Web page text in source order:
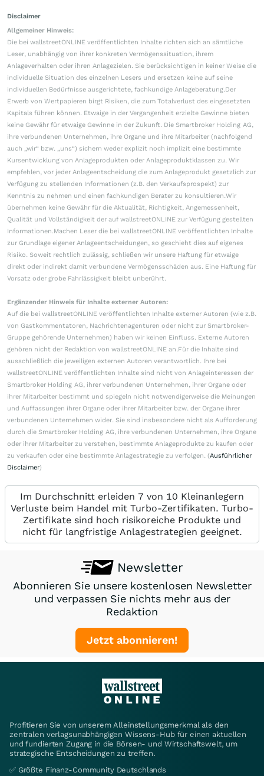
Disclaimer
Allgemeiner Hinweis:
Die bei wallstreetONLINE veröffentlichten Inhalte richten sich an sämtliche
Leser, unabhängig von ihrer konkreten Vermögenssituation, ihrem
Anlageverhalten oder ihren Anlagezielen. Sie berücksichtigen in keiner Weise die
individuelle Situation des einzelnen Lesers und ersetzen keine auf seine
individuellen Bedürfnisse ausgerichtete, fachkundige Anlageberatung.Der
Erwerb von Wertpapieren birgt Risiken, die zum Totalverlust des eingesetzten
Kapitals führen können. Etwaige in der Vergangenheit erzielte Gewinne bieten
keine Gewähr für etwaige Gewinne in der Zukunft. Die Smartbroker Holding AG,
ihre verbundenen Unternehmen, ihre Organe und ihre Mitarbeiter (nachfolgend
auch „wir“ bzw. „uns“) sichern weder explizit noch implizit eine bestimmte
Kursentwicklung von Anlageprodukten oder Anlageproduktklassen zu. Wir
empfehlen, vor jeder Anlageentscheidung die zum Anlageprodukt gesetzlich zur
Verfügung zu stellenden Informationen (z.B. den Verkaufsprospekt) zur
Kenntnis zu nehmen und einen fachkundigen Berater zu konsultieren.Wir
übernehmen keine Gewähr für die Aktualität, Richtigkeit, Angemessenheit,
Qualität und Vollständigkeit der auf wallstreetONLINE zur Verfügung gestellten
Informationen.Machen Leser die bei wallstreetONLINE veröffentlichten Inhalte
zur Grundlage eigener Anlageentscheidungen, so geschieht dies auf eigenes
Risiko. Soweit rechtlich zulässig, schließen wir unsere Haftung für etwaige
direkt oder indirekt damit verbundene Vermögensschäden aus. Eine Haftung für
Vorsatz oder grobe Fahrlässigkeit bleibt unberührt.
Ergänzender Hinweis für Inhalte externer Autoren:
Auf die bei wallstreetONLINE veröffentlichten Inhalte externer Autoren (wie z.B.
von Gastkommentatoren, Nachrichtenagenturen oder nicht zur Smartbroker-
Gruppe gehörende Unternehmen) haben wir keinen Einfluss. Externe Autoren
gehören nicht der Redaktion von wallstreetONLINE an.Für die Inhalte sind
ausschließlich die jeweiligen externen Autoren verantwortlich. Ihre bei
wallstreetONLINE veröffentlichten Inhalte sind nicht von Anlageinteressen der
Smartbroker Holding AG, ihrer verbundenen Unternehmen, ihrer Organe oder
ihrer Mitarbeiter bestimmt und spiegeln nicht notwendigerweise die Meinungen
und Auffassungen ihrer Organe oder ihrer Mitarbeiter bzw. der Organe ihrer
verbundenen Unternehmen wider. Sie sind insbesondere nicht als Aufforderung
durch die Smartbroker Holding AG, ihre verbundenen Unternehmen, ihre Organe
oder ihrer Mitarbeiter zu verstehen, bestimmte Anlageprodukte zu kaufen oder
zu verkaufen oder eine bestimmte Anlagestrategie zu verfolgen. (Ausführlicher
Disclaimer)
Im Durchschnitt erleiden 7 von 10 Kleinanlegern
Verluste beim Handel mit Turbo-Zertifikaten. Turbo-
Zertifikate sind hoch risikoreiche Produkte und
nicht für langfristige Anlagestrategien geeignet.
Newsletter
Abonnieren Sie unsere kostenlosen Newsletter
und verpassen Sie nichts mehr aus der
Redaktion
Jetzt abonnieren!
Profitieren Sie von unserem Alleinstellungsmerkmal als den
zentralen verlagsunabhängigen Wissens-Hub für einen aktuellen
und fundierten Zugang in die Börsen- und Wirtschaftswelt, um
strategische Entscheidungen zu treffen.
✅ Größte Finanz-Community Deutschlands